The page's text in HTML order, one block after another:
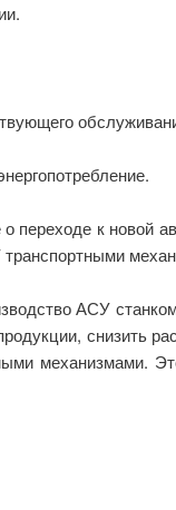
к новой
АСУ
снизить
механизмами.